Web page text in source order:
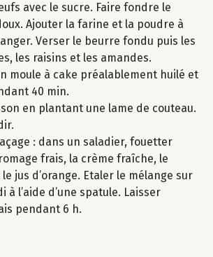
avec le sucre. Faire fondre le
Ajouter la farine et la poudre à
Verser le beurre fondu puis les
les raisins et les amandes.
moule à cake préalablement huilé et
40 min.
en plantant une lame de couteau.
: dans un saladier, fouetter
frais, la crème fraîche, le
jus d’orange. Etaler le mélange sur
à l’aide d’une spatule. Laisser
pendant 6 h.